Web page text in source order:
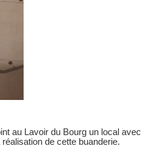
au Lavoir du Bourg un local avec
de cette buanderie.